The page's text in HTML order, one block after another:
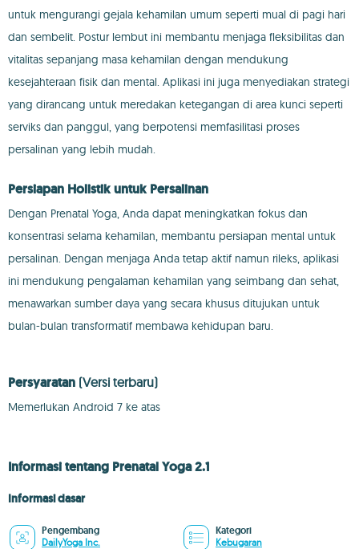
untuk mengurangi gejala kehamilan umum seperti mual di pagi hari
dan sembelit. Postur lembut ini membantu menjaga fleksibilitas dan
vitalitas sepanjang masa kehamilan dengan mendukung
kesejahteraan fisik dan mental. Aplikasi ini juga menyediakan strategi
yang dirancang untuk meredakan ketegangan di area kunci seperti
serviks dan panggul, yang berpotensi memfasilitasi proses
persalinan yang lebih mudah.
Persiapan Holistik untuk Persalinan
Dengan Prenatal Yoga, Anda dapat meningkatkan fokus dan
konsentrasi selama kehamilan, membantu persiapan mental untuk
persalinan. Dengan menjaga Anda tetap aktif namun rileks, aplikasi
ini mendukung pengalaman kehamilan yang seimbang dan sehat,
menawarkan sumber daya yang secara khusus ditujukan untuk
bulan-bulan transformatif membawa kehidupan baru.
Persyaratan (Versi terbaru)
Memerlukan Android 7 ke atas
Informasi tentang Prenatal Yoga 2.1
Informasi dasar
Pengembang
DailyYoga Inc.
Kategori
Kebugaran